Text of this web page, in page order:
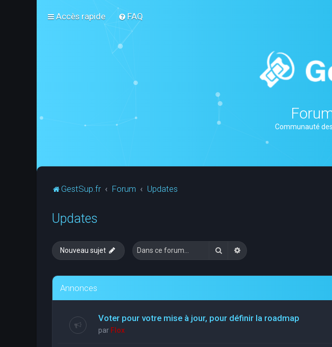
Accès rapide FAQ
Communauté
GestSup.fr Forum Updates
Updates
Nouveau sujet RechercherRecherche avancée
Annonces
Voter pour votre mise à jour, pour définir la roadmap
par Flox